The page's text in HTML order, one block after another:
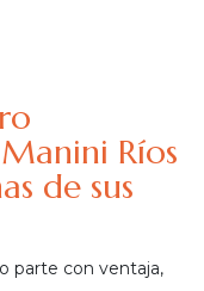
Ríos
de sus
parte con ventaja,